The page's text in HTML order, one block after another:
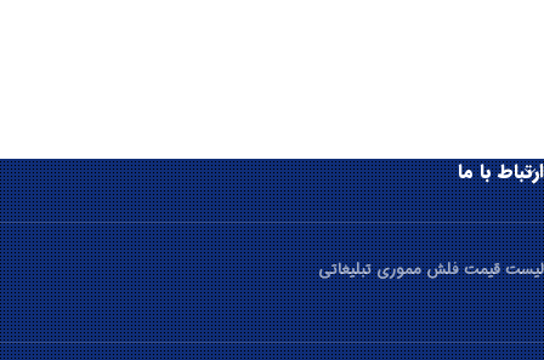
ارتباط با ما
لیست قیمت فلش مموری تبلیغاتی